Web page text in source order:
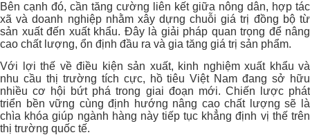
Bên cạnh đó, cần tăng cường liên kết giữa nông dân, hợp tác
xã và doanh nghiệp nhằm xây dựng chuỗi giá trị đồng bộ từ
sản xuất đến xuất khẩu. Đây là giải pháp quan trọng để nâng
cao chất lượng, ổn định đầu ra và gia tăng giá trị sản phẩm.
Với lợi thế về điều kiện sản xuất, kinh nghiệm xuất khẩu và
nhu cầu thị trường tích cực, hồ tiêu Việt Nam đang sở hữu
nhiều cơ hội bứt phá trong giai đoạn mới. Chiến lược phát
triển bền vững cùng định hướng nâng cao chất lượng sẽ là
chìa khóa giúp ngành hàng này tiếp tục khẳng định vị thế trên
thị trường quốc tế.